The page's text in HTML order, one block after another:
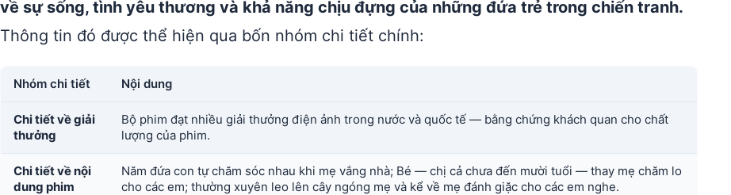
về sự sống, tình yêu thương và khả năng chịu đựng của những đứa trẻ trong chiến tranh.
Thông tin đó được thể hiện qua bốn nhóm chi tiết chính:
Nhóm chi tiết Nội dung
Chi tiết về giải
thưởng
Bộ phim đạt nhiều giải thưởng điện ảnh trong nước và quốc tế — bằng chứng khách quan cho chất
lượng của phim.
Chi tiết về nội
dung phim
Năm đứa con tự chăm sóc nhau khi mẹ vắng nhà; Bé — chị cả chưa đến mười tuổi — thay mẹ chăm lo
cho các em; thường xuyên leo lên cây ngóng mẹ và kể về mẹ đánh giặc cho các em nghe.